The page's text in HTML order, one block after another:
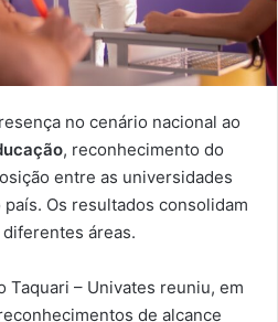
no cenário nacional ao
, reconhecimento do
entre as universidades
Os resultados consolidam
áreas.
Taquari – Univates reuniu, em
de alcance